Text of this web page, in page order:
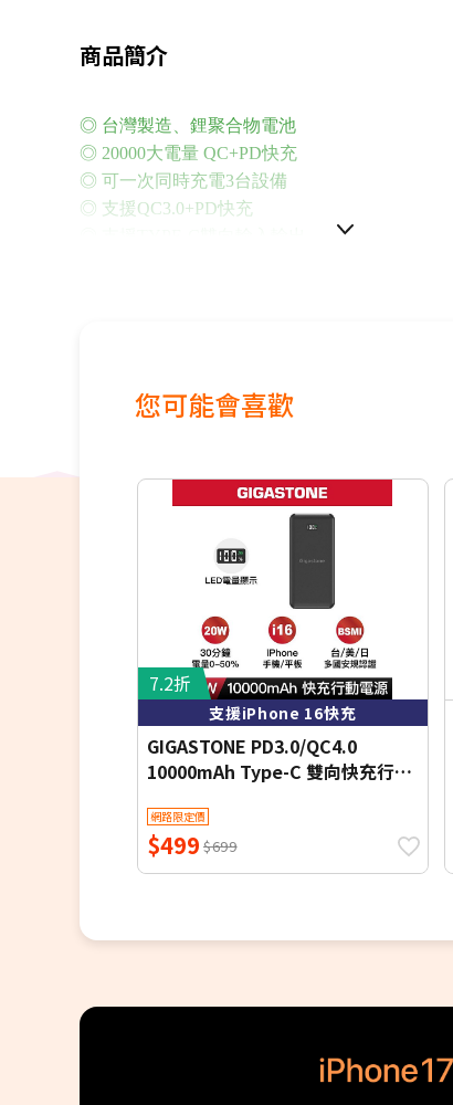
商品簡介
◎ 台灣製造、鋰聚合物電池
◎ 20000大電量 QC+PD快充
◎ 可一次同時充電3台設備
◎ 支援QC3.0+PD快充
您可能會喜歡
7.2折
支援iPhone 16快充
GIGASTONE PD3.0/QC4.0
10000mAh Type-C 雙向快充行動
網路限定價
$499 $699